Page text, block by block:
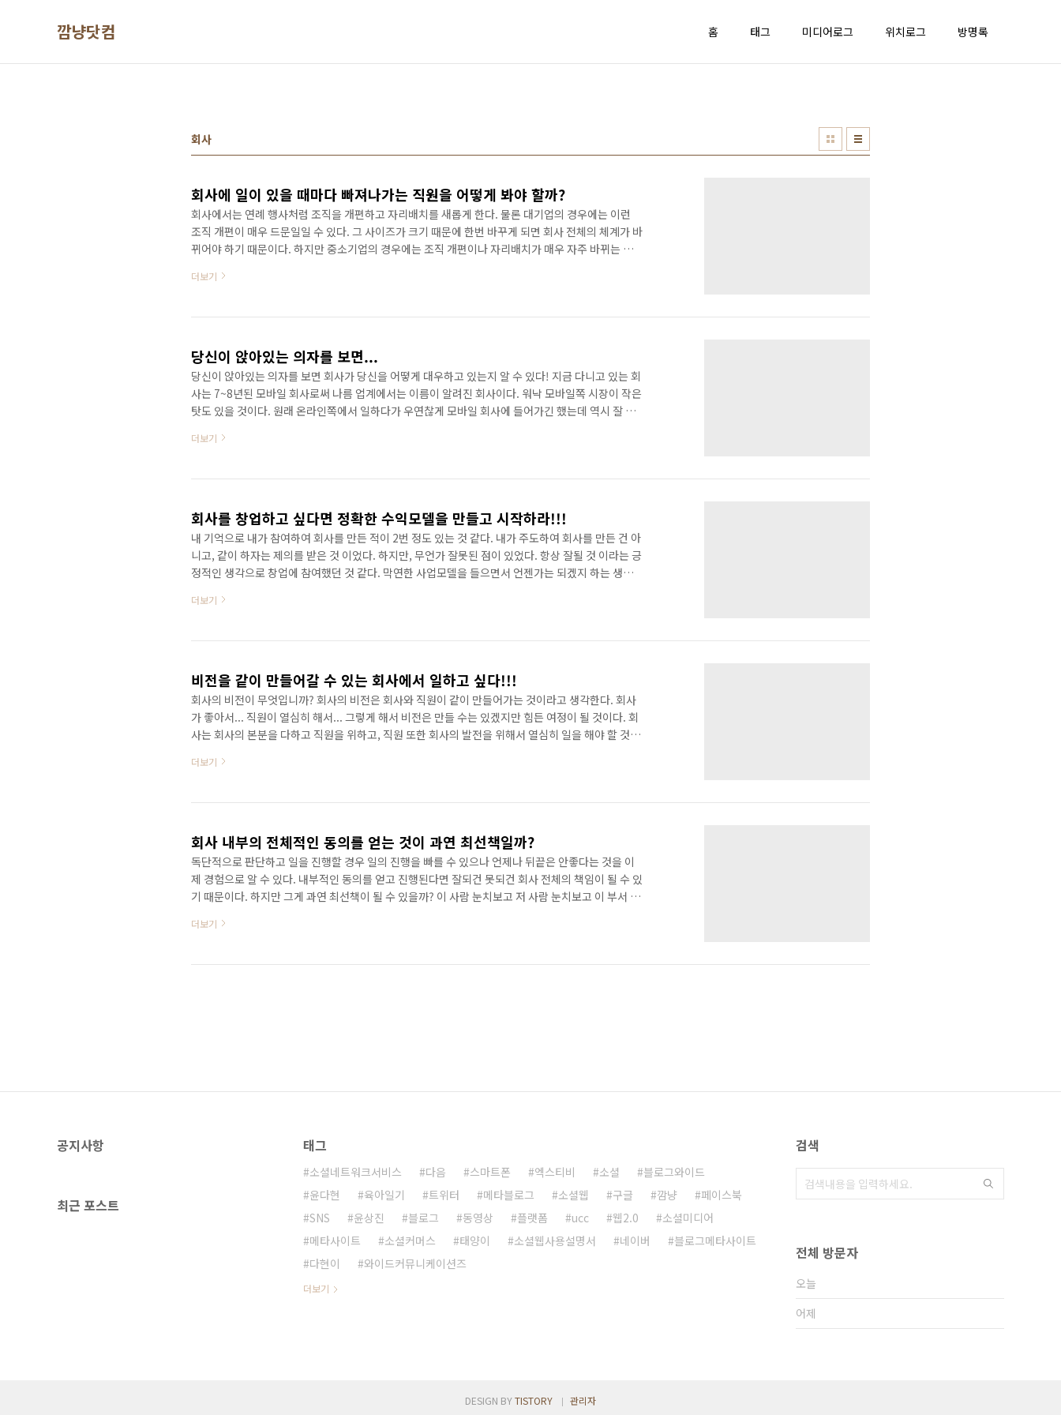
깜냥닷컴 홈 태그 미디어로그 위치로그 방명록
회사
회사에 일이 있을 때마다 빠져나가는 직원을 어떻게 봐야 할까?
회사에서는 연례 행사처럼 조직을 개편하고 자리배치를 새롭게 한다. 물론 대기업의 경우에는 이런
조직 개편이 매우 드문일일 수 있다. 그 사이즈가 크기 때문에 한번 바꾸게 되면 회사 전체의 체계가 바
뀌어야 하기 때문이다. 하지만 중소기업의 경우에는 조직 개편이나 자리배치가 매우 자주 바뀌는 것
들이 있다. 휴가를 낸다거나, 외근 일정을 잡는 형식이다. 어떤 직원은 아에 휴가를... OTL... 정말 필
분명히 알아야 한다. 고생한 직원들은 기억에 남는 다는 것을!!! 오늘 빠진 직원들의 명단은 이미 머리
더보기
당신이 앉아있는 의자를 보면...
당신이 앉아있는 의자를 보면 회사가 당신을 어떻게 대우하고 있는지 알 수 있다! 지금 다니고 있는 회
사는 7~8년된 모바일 회사로써 나름 업계에서는 이름이 알려진 회사이다. 워낙 모바일쪽 시장이 작은
탓도 있을 것이다. 원래 온라인쪽에서 일하다가 우연찮게 모바일 회사에 들어가긴 했는데 역시 잘 맞
년 되다 보니 사무실 구석구석이 지저분하고 옛날 물건들이 쌓여있다. 거기다가 의자도 오래되고 낡
의 경우 하루 10시간, 야근하면 그 이상 앉아 있어야 하는데... 의자는 정말 직원의 건강과 직결된 것이
더보기
회사를 창업하고 싶다면 정확한 수익모델을 만들고 시작하라!!!
내 기억으로 내가 참여하여 회사를 만든 적이 2번 정도 있는 것 같다. 내가 주도하여 회사를 만든 건 아
니고, 같이 하자는 제의를 받은 것 이었다. 하지만, 무언가 잘못된 점이 있었다. 항상 잘될 것 이라는 긍
정적인 생각으로 창업에 참여했던 것 같다. 막연한 사업모델을 들으면서 언젠가는 되겠지 하는 생각
돌아온건 쓰디쓴 실패뿐이었다. 역시 사업은 아무나 하는 것이 아니다. 아니, 사업을 하기 위해서는 철
으로 창업을 하게 되면 몇달 허우적거리다가 자금난으로 어려워지는 것이다. 나도 어느덧 서른넷이라
더보기
비전을 같이 만들어갈 수 있는 회사에서 일하고 싶다!!!
회사의 비전이 무엇입니까? 회사의 비전은 회사와 직원이 같이 만들어가는 것이라고 생각한다. 회사
가 좋아서... 직원이 열심히 해서... 그렇게 해서 비전은 만들 수는 있겠지만 힘든 여정이 될 것이다. 회
사는 회사의 본분을 다하고 직원을 위하고, 직원 또한 회사의 발전을 위해서 열심히 일을 해야 할 것이
도 끝도 없는 말은 없다. 비전은 확실하게 정해진 상태에서만 가능하다. 그래야 회사와 직원이 합심해
더보기
회사 내부의 전체적인 동의를 얻는 것이 과연 최선책일까?
독단적으로 판단하고 일을 진행할 경우 일의 진행을 빠를 수 있으나 언제나 뒤끝은 안좋다는 것을 이
제 경험으로 알 수 있다. 내부적인 동의를 얻고 진행된다면 잘되건 못되건 회사 전체의 책임이 될 수 있
기 때문이다. 하지만 그게 과연 최선책이 될 수 있을까? 이 사람 눈치보고 저 사람 눈치보고 이 부서 저
같다. 목표달성을 위한 최선책도 아니고 차선책도 아니고 그저 일을 진행할 수 있는 수많은 방법중의
다. 하지만 회사에서 일을 진행하다 보면 이런 상황은 피해갈 수 없어 보인다. 내가 원하는 방향으로
더보기
공지사항
최근 포스트
태그
소셜네트워크서비스 다음 스마트폰 엑스티비 소셜
블로그와이드
윤다현
육아일기 트위터 메타블로그 소셜웹 구글 깜냥
페이스북
SNS
윤상진 블로그 동영상 플랫폼 ucc 웹2.0
소셜미디어
메타사이트
소셜커머스 태양이 소셜웹사용설명서 네이버
블로그메타사이트
다현이
와이드커뮤니케이션즈
더보기
검색
전체 방문자
오늘
어제
DESIGN BYTISTORY 관리자